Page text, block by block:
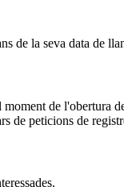
de la seva data de
de l'obertura
de peticions de